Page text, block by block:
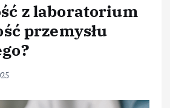
z laboratorium
przemysłu